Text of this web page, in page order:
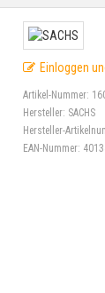
Einloggen
Artikel-Nummer:
Hersteller: SACHS
Hersteller-
EAN-Nummer: